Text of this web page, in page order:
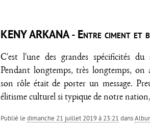
KENY ARKANA - Entre ciment et
C'est l'une des grandes spécificités du
Pendant longtemps, très longtemps, on
son rôle était de porter un message.
élitisme culturel si typique de notre
Publié le dimanche 21 juillet 2019 à 23:21 dans